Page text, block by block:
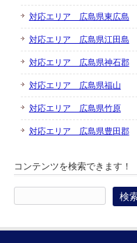
対応エリア 広島県東広島
対応エリア 広島県江田島
対応エリア 広島県神石郡
対応エリア 広島県福山
対応エリア 広島県竹原
対応エリア 広島県豊田郡
コンテンツを検索できます！
索: